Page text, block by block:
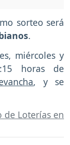
sorteo será
.
miércoles y
horas de
, y se
de Loterías en